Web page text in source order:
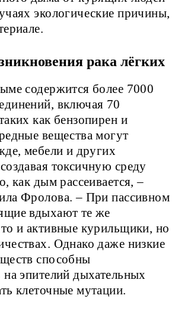
экологические причины,
рака лёгких
содержится более 7000
включая 70
как бензопирен и
вещества могут
мебели и других
токсичную среду
как дым рассеивается, –
Фролова. – При пассивном
вдыхают те же
и активные курильщики, но
Однако даже низкие
способны
на эпителий дыхательных
клеточные мутации.